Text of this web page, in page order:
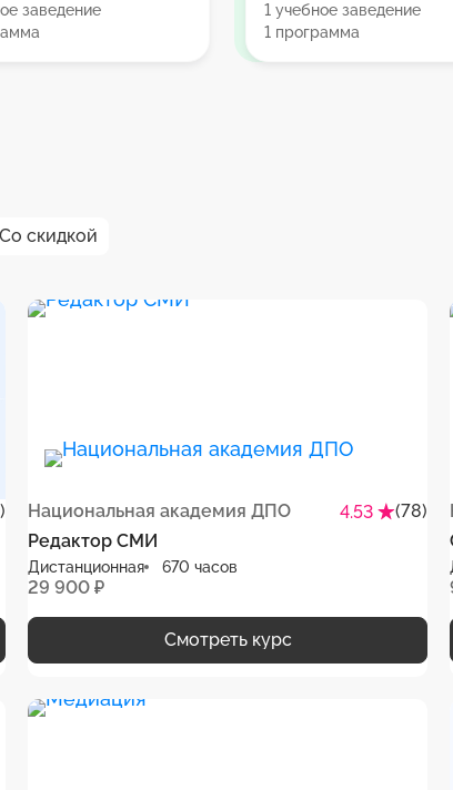
заведение
1 учебное заведение
1 программа
Со скидкой
Национальная академия ДПО 4.53
(78)
Редактор СМИ
Дистанционная 670 часов
29 900 ₽
Смотреть курс